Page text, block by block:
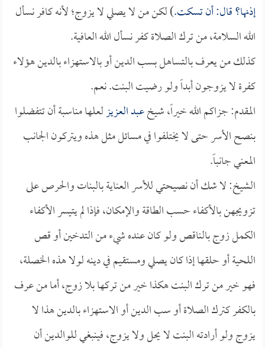
إذنها؟ قال: أن تسكت.) لكن من لا يصلي لا يزوج؛ لأنه كافر نسأل
الله السلامة، من ترك الصلاة كفر نسأل الله العافية.
كذلك من يعرف بالتساهل بسب الدين أو بالاستهزاء بالدين هؤلاء
كفرة لا يزوجون أبداً ولو رضيت البنت. نعم.
المقدم: جزاكم الله خيراً، شيخعبد العزيزلعلها مناسبة أن تتفضلوا
بنصح الأسر حتى لا يختلفوا في مسائل مثل هذه ويتركون الجانب
المعني جانباً.
الشيخ: لا شك أن نصيحتي للأسر العناية بالبنات والحرص على
تزويجهن بالأكفاء حسب الطاقة والإمكان، فإذا لم يتيسر الأكفاء
الكمل زوج بالناقص ولو كان عنده شيء من التدخين أو قص
اللحية أو حلقها إذا كان يصلي ومستقيم في دينه لولا هذه الخصلة،
فهو خير من ترك البنت هكذا خير من تركها بلا زوج، أما من عرف
بالكفر كترك الصلاة أو سب الدين أو الاستهزاء بالدين هذا لا
يزوج ولو أرادته البنت لا يحل ولا يزوج، فينبغي للوالدين أن